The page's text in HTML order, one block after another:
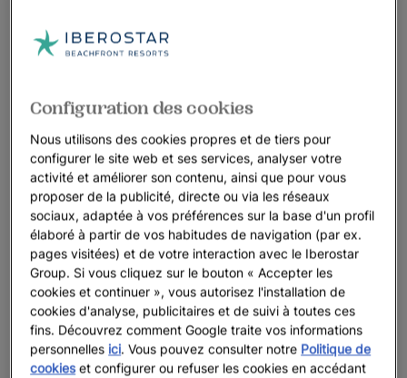
Configuration des cookies
Nous utilisons des cookies propres et de tiers pour
configurer le site web et ses services, analyser votre
activité et améliorer son contenu, ainsi que pour vous
proposer de la publicité, directe ou via les réseaux
sociaux, adaptée à vos préférences sur la base d'un profil
élaboré à partir de vos habitudes de navigation (par ex.
pages visitées) et de votre interaction avec le Iberostar
Group. Si vous cliquez sur le bouton « Accepter les
cookies et continuer », vous autorisez l'installation de
cookies d'analyse, publicitaires et de suivi à toutes ces
fins. Découvrez comment Google traite vos informations
personnelles ici. Vous pouvez consulter notre Politique de
cookies et configurer ou refuser les cookies en accédant